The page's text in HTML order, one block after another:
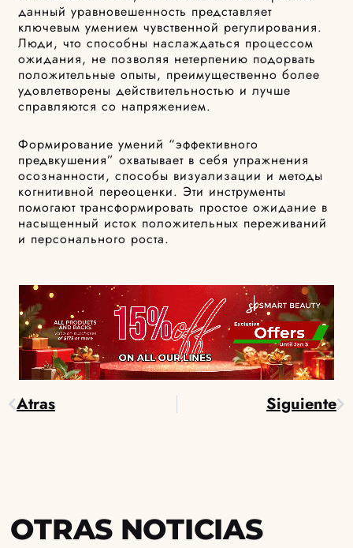
данный уравновешенность представляет
ключевым умением чувственной регулирования.
Люди, что способны наслаждаться процессом
ожидания, не позволяя нетерпению подорвать
положительные опыты, преимущественно более
удовлетворены действительностью и лучше
справляются со напряжением.
Формирование умений “эффективного
предвкушения” охватывает в себя упражнения
осознанности, способы визуализации и методы
когнитивной переоценки. Эти инструменты
помогают трансформировать простое ожидание в
насыщенный исток положительных переживаний
и персонального роста.
Prev
Atras Siguiente
OTRAS NOTICIAS